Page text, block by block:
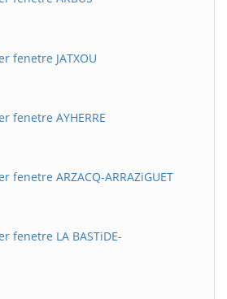
fenetre JATXOU
fenetre AYHERRE
fenetre ARZACQ-ARRAZiGUET
fenetre LA BASTiDE-